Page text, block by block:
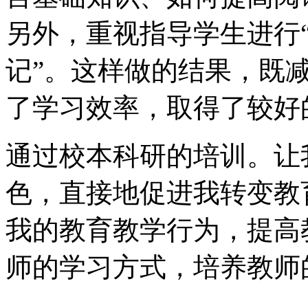
另外，重视指导学生进
记”。这样做的结果，既
了学习效率，取得了较
通过校本科研的培训。
色，直接地促进我转变
我的教育教学行为，提
师的学习方式，培养教